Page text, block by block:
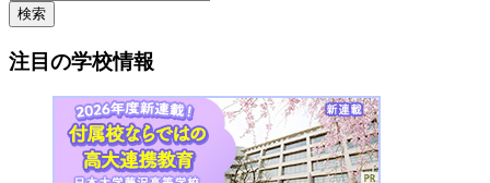
検索
注目の学校情報